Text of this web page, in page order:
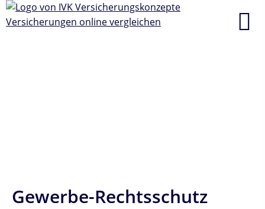
Gewerbe-Rechtsschutz